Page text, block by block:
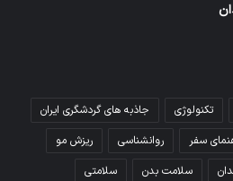
تکنولوژی
جاذبه های گردشگری ایران
سفر روانشناسی
ریزش مو
سلامت بدن
سلامتی